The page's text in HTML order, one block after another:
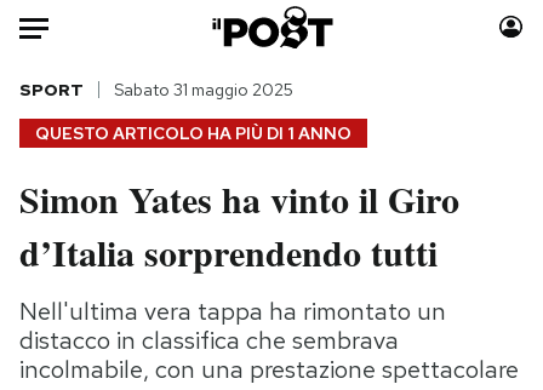
Auto
HOME
Italia
Politica
Tecnologia
Internet
Scienza
Moda
Consumismi
Storie/Idee
Ok Boomer!
Media
QUESTO ARTICOLO HA PIÙ DI 1 ANNO
SPORT Sabato 31 maggio 2025
Simon Yates ha vinto il Giro
d’Italia sorprendendo tutti
Nell'ultima vera tappa ha rimontato un
distacco in classifica che sembrava
incolmabile, con una prestazione spettacolare